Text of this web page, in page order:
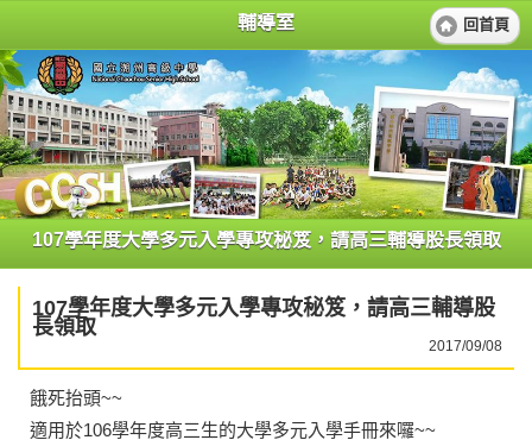
輔導室 回首頁
107學年度大學多元入學專攻秘笈，請高三輔導股長領取
107學年度大學多元入學專攻秘笈，請高三輔導股
長領取
2017/09/08
餓死抬頭~~
適用於106學年度高三生的大學多元入學手冊來囉~~